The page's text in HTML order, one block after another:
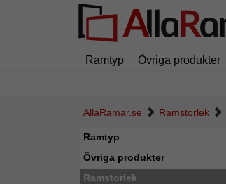
Ramtyp Övriga produkter
AllaRamar.se Ramstorlek
Ramtyp
Övriga produkter
Ramstorlek